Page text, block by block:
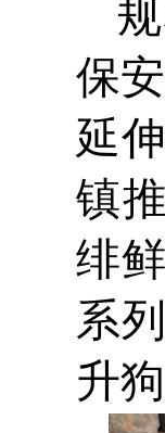
保
延
镇
绯
系
升